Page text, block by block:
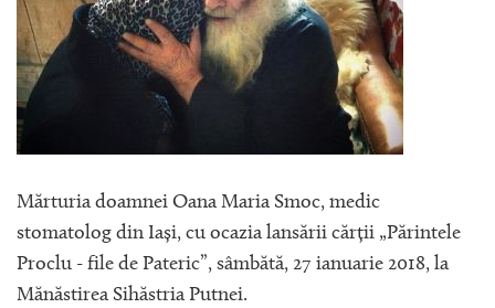
Mărturia doamnei Oana Maria Smoc, medic
stomatolog din Iași, cu ocazia lansării cărții „Părintele
Proclu - file de Pateric”, sâmbătă, 27 ianuarie 2018, la
Mănăstirea Sihăstria Putnei.